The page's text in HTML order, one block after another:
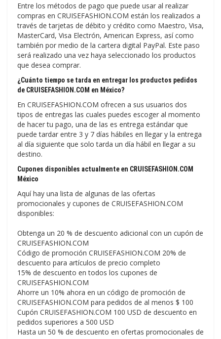
Entre los métodos de pago que puede usar al realizar
compras en CRUISEFASHION.COM están los realizados a
través de tarjetas de débito y crédito como Maestro, Visa,
MasterCard, Visa Electrón, American Express, así como
también por medio de la cartera digital PayPal. Este paso
será realizado una vez haya seleccionado los productos
que desea comprar.
¿Cuánto tiempo se tarda en entregar los productos pedidos
de CRUISEFASHION.COM en México?
En CRUISEFASHION.COM ofrecen a sus usuarios dos
tipos de entregas las cuales puedes escoger al momento
de hacer tu pago, una de las es entrega estándar que
puede tardar entre 3 y 7 días hábiles en llegar y la entrega
al día siguiente que solo tarda un día hábil en llegar a su
destino.
Cupones disponibles actualmente en CRUISEFASHION.COM
México
Aquí hay una lista de algunas de las ofertas
promocionales y cupones de CRUISEFASHION.COM
disponibles:
Obtenga un 20 % de descuento adicional con un cupón de
CRUISEFASHION.COM
Código de promoción CRUISEFASHION.COM 20% de
descuento para artículos de precio completo
15% de descuento en todos los cupones de
CRUISEFASHION.COM
Ahorre un 10% ahora en un código de promoción de
CRUISEFASHION.COM para pedidos de al menos $ 100
Cupón CRUISEFASHION.COM 100 USD de descuento en
pedidos superiores a 500 USD
Hasta un 50 % de descuento en ofertas promocionales de